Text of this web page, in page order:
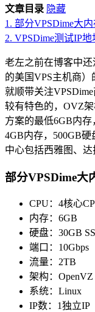
文章目录 隐藏
1. 部分VPSDime大
2. VPSDime测试IP地
老左之前在博客中还
的美国VPS主机商
就顺带关注
较有特色的，OVZ
方案的最低6GB内
4GB内存，500GB
中心包括西雅图、达
部分VPSDime大
CPU：4核心
内存：6GB
硬盘：30GB
端口：10Gbps
流量：2TB
架构：OpenVZ
系统：Linux
IP数：1独立IP